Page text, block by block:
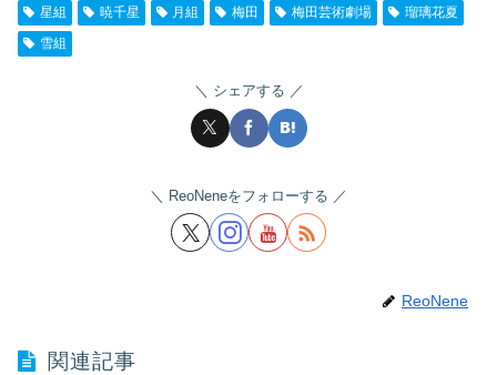
星組
暁千星 月組 梅田 梅田芸術劇場
瑠璃花夏
雪組
シェアする
ReoNeneをフォローする
ReoNene
関連記事